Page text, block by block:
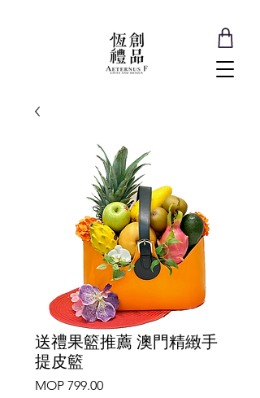
送禮果籃推薦 澳門精緻手
提皮籃
MOP 799.00Price